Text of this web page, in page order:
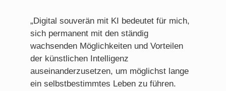
„Digital souverän mit KI bedeutet für mich,
sich permanent mit den ständig
wachsenden Möglichkeiten und Vorteilen
der künstlichen Intelligenz
auseinanderzusetzen, um möglichst lange
ein selbstbestimmtes Leben zu führen.